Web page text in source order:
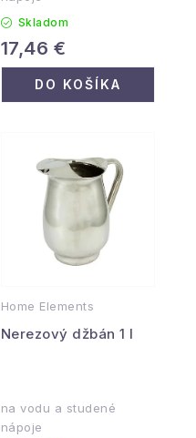
Skladom
17,46 €
DO KOŠÍKA
Home Elements
Nerezový džbán 1 l
na vodu a studené
nápoje